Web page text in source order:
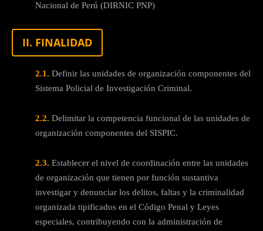
Nacional de Perú (DIRNIC PNP)
II. FINALIDAD
2.1. Definir las unidades de organización componentes del
Sistema Policial de Investigación Criminal.
2.2. Delimitar la competencia funcional de las unidades de
organización componentes del SISPIC.
2.3. Establecer el nivel de coordinación entre las unidades
de organización que tienen por función sustantiva
investigar y denunciar los delitos, faltas y la criminalidad
organizada tipificados en el Código Penal y Leyes
especiales, contribuyendo con la administración de